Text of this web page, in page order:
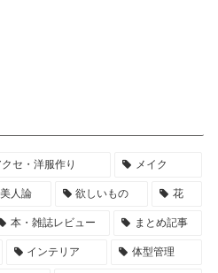
クセ・洋服作り メイク
美人論 欲しいもの 花
本・雑誌レビュー まとめ記事
インテリア 体型管理